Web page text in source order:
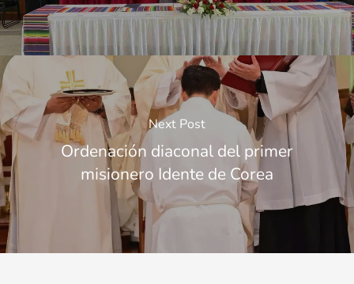
Next Post
Ordenación diaconal del primer
misionero Idente de Corea